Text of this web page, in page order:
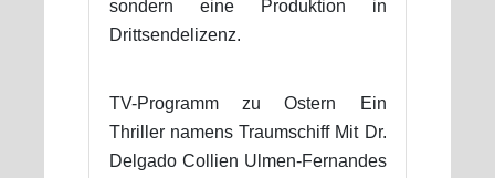
sondern eine Produktion in
Drittsendelizenz.
TV-Programm zu Ostern Ein
Thriller namens Traumschiff Mit Dr.
Delgado Collien Ulmen-Fernandes